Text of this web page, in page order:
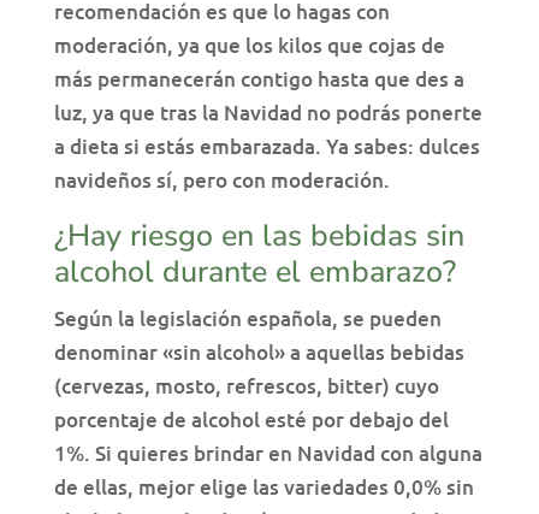
recomendación es que lo hagas con
moderación, ya que los kilos que cojas de
más permanecerán contigo hasta que des a
luz, ya que tras la Navidad no podrás ponerte
a dieta si estás embarazada. Ya sabes: dulces
navideños sí, pero con moderación.
¿Hay riesgo en las bebidas sin
alcohol durante el embarazo?
Según la legislación española, se pueden
denominar «sin alcohol» a aquellas bebidas
(cervezas, mosto, refrescos, bitter) cuyo
porcentaje de alcohol esté por debajo del
1%. Si quieres brindar en Navidad con alguna
de ellas, mejor elige las variedades 0,0% sin